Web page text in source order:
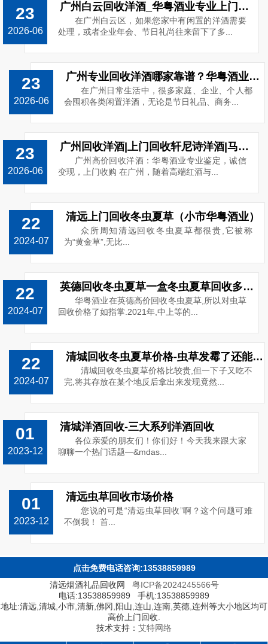
23
2026-06
广州白云回收洋酒_华粤酒业专业上门回收路易十三_电话13538859989
在广州白云区，如果您家中有闲置的洋酒需要
处理，或者企业年会、节日礼尚往来留下了多...
23
2026-06
广州专业回收洋酒哪家靠谱？华粤酒业高价上门回收o洋酒
在广州日常生活中，很多家庭、企业、个人都
会囤积各类闲置洋酒，无论是节日礼品、商务...
23
2026-06
广州回收洋酒|上门回收轩尼诗洋酒|马爹利|人头马路易十三洋酒回收
广州高价回收洋酒：华粤酒业专业鉴定，诚信
变现，上门收购 在广州，随着高端红酒与...
22
2024-07
清远上门回收冬虫夏草（小市华粤酒业）
众所周知清远回收冬虫夏草都很贵,它被称
为“黄金草”,无比...
22
2024-07
英德回收冬虫夏草一盒冬虫夏草回收多少钱
华粤酒业在英德高价回收冬虫夏草,所以对虫草
回收价格了如指掌.2021年,中上等的...
22
2024-07
清城回收冬虫夏草价格-虫草发霉了还能回收吗
清城回收冬虫夏草价格比较贵,但一下子又吃不
完,将其存放在某个地反后拿出来发现竟然...
01
2023-12
清城洋酒回收-三大系列洋酒回收
各位亲爱的朋友们！你们好！今天我来跟大家
聊聊一个热门话题—&mdas...
01
2023-12
清远虫草回收市场价格
您说的可是“清远虫草回收”啊？这个问题可难
不倒我！ 首...
点击免费电话咨询:13538859989
清远烟酒礼品回收网 粤ICP备2024245566号
电话:13538859989 手机:13538859989
地址:清远,清城,小市,清新,佛冈,阳山,连山,连南,英德,连州等大小地区均可
高价上门回收.
技术支持： 艾特网络